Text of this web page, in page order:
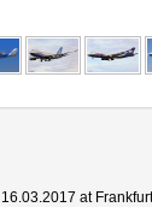
16.03.2017 at